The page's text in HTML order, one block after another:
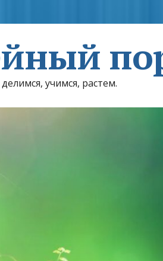
учимся, растем.